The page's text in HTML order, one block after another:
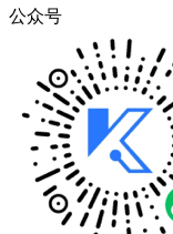
公众号